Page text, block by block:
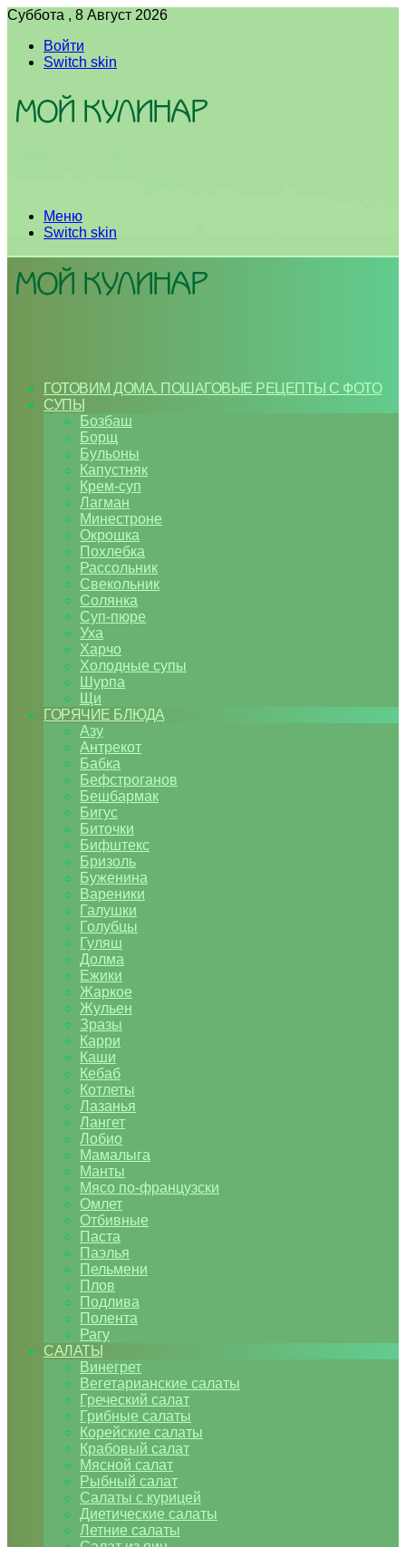
Суббота , 8 Август 2026
Войти
Switch skin
Меню
Switch skin
ГОТОВИМ ДОМА. ПОШАГОВЫЕ РЕЦЕПТЫ С ФОТО
СУПЫ
Бозбаш
Борщ
Бульоны
Капустняк
Крем-суп
Лагман
Минестроне
Окрошка
Похлебка
Рассольник
Свекольник
Солянка
Суп-пюре
Уха
Харчо
Холодные супы
Шурпа
Щи
ГОРЯЧИЕ БЛЮДА
Азу
Антрекот
Бабка
Бефстроганов
Бешбармак
Бигус
Биточки
Бифштекс
Бризоль
Буженина
Вареники
Галушки
Голубцы
Гуляш
Долма
Ежики
Жаркое
Жульен
Зразы
Карри
Каши
Кебаб
Котлеты
Лазанья
Лангет
Лобио
Мамалыга
Манты
Мясо по-французски
Омлет
Отбивные
Паста
Паэлья
Пельмени
Плов
Подлива
Полента
Рагу
САЛАТЫ
Винегрет
Вегетарианские салаты
Греческий салат
Грибные салаты
Корейские салаты
Крабовый салат
Мясной салат
Рыбный салат
Салаты с курицей
Диетические салаты
Летние салаты